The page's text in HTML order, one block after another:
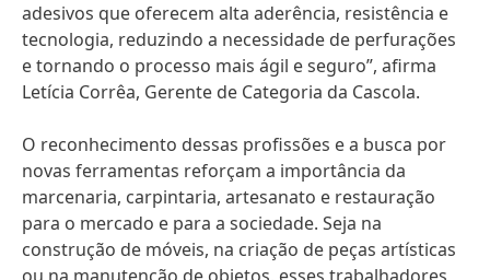
adesivos que oferecem alta aderência, resistência e
tecnologia, reduzindo a necessidade de perfurações
e tornando o processo mais ágil e seguro”, afirma
Letícia Corrêa, Gerente de Categoria da Cascola.
O reconhecimento dessas profissões e a busca por
novas ferramentas reforçam a importância da
marcenaria, carpintaria, artesanato e restauração
para o mercado e para a sociedade. Seja na
construção de móveis, na criação de peças artísticas